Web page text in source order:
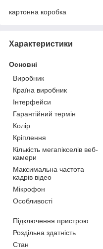
картонна коробка
Характеристики
Основні
Виробник
Країна виробник
Інтерфейси
Гарантійний термін
Колір
Кріплення
Кількість мегапікселів веб-
камери
Максимальна частота
кадрів відео
Мікрофон
Особливості
Підключення пристрою
Роздільна здатність
Стан